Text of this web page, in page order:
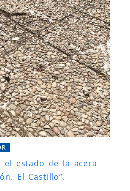
el estado de la acera
El Castillo”.